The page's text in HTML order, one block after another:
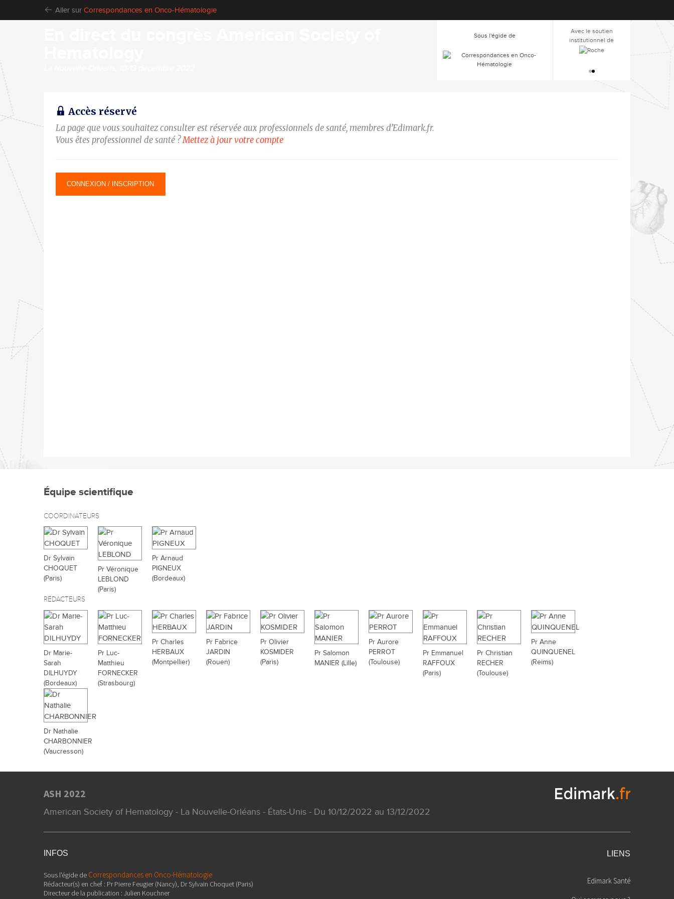
Aller sur Correspondances en Onco-Hématologie
Sous l'égide de
Avec le soutien
institutionnel de
Accès réservé
La page que vous souhaitez consulter est réservée aux professionnels de santé, membres d’Edimark.fr.
Vous êtes professionnel de santé ?Mettez à jour votre compte
CONNEXION / INSCRIPTION
Équipe scientifique
COORDINATEURS
Dr Sylvain
CHOQUET
(Paris)
Pr Véronique
LEBLOND
(Paris)
Pr Arnaud
PIGNEUX
(Bordeaux)
RÉDACTEURS
Dr Marie-
Sarah
DILHUYDY
(Bordeaux)
Pr Luc-
Matthieu
FORNECKER
(Strasbourg)
Pr Charles
HERBAUX
(Montpellier)
Pr Fabrice
JARDIN
(Rouen)
Pr Olivier
KOSMIDER
(Paris)
Pr Salomon
MANIER (Lille)
Pr Aurore
PERROT
(Toulouse)
Pr Emmanuel
RAFFOUX
(Paris)
Pr Christian
RECHER
(Toulouse)
Pr Anne
QUINQUENEL
(Reims)
Dr Nathalie
CHARBONNIER
(Vaucresson)
ASH 2022
American Society of Hematology - La Nouvelle-Orléans - États-Unis - Du 10/12/2022 au 13/12/2022
INFOS
Sous l'égide de Correspondances en Onco-Hématologie
Rédacteur(s) en chef : Pr Pierre Feugier (Nancy), Dr Sylvain Choquet (Paris)
Directeur de la publication : Julien Kouchner
LIENS
Edimark Santé